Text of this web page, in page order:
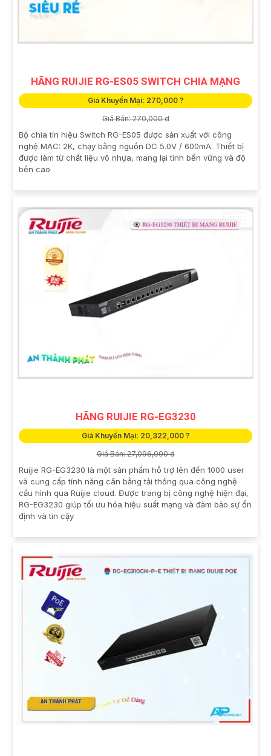
HÃNG RUIJIE RG-ES05 SWITCH CHIA MẠNG
Giá Khuyến Mại: 270,000 ?
Giá Bán: 270,000 d
Bộ chia tín hiệu Switch RG-ES05 được sản xuất với công
nghệ MAC: 2K, chạy bằng nguồn DC 5.0V / 600mA. Thiết bị
được làm từ chất liệu võ nhựa, mang lại tính bền vững và độ
bền cao
HÃNG RUIJIE RG-EG3230
Giá Khuyến Mại: 20,322,000 ?
Giá Bán: 27,096,000 d
Ruijie RG-EG3230 là một sản phẩm hỗ trợ lên đến 1000 user
và cung cấp tính năng cân bằng tải thông qua công nghệ
cấu hình qua Ruijie cloud. Được trang bị công nghệ hiện đại,
RG-EG3230 giúp tối ưu hóa hiệu suất mạng và đảm bảo sự ổn
định và tin cậy